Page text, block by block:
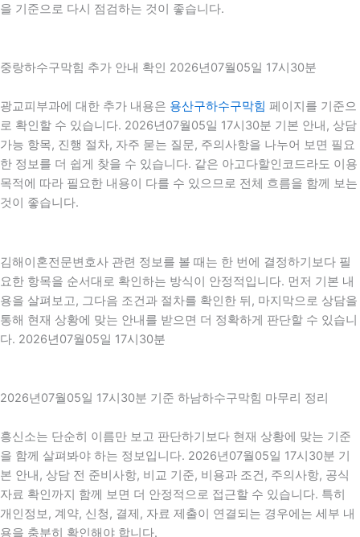
을 기준으로 다시 점검하는 것이 좋습니다.
중랑하수구막힘 추가 안내 확인 2026년07월05일 17시30분
광교피부과에 대한 추가 내용은 용산구하수구막힘 페이지를 기준으
로 확인할 수 있습니다. 2026년07월05일 17시30분 기본 안내, 상담
가능 항목, 진행 절차, 자주 묻는 질문, 주의사항을 나누어 보면 필요
한 정보를 더 쉽게 찾을 수 있습니다. 같은 아고다할인코드라도 이용
목적에 따라 필요한 내용이 다를 수 있으므로 전체 흐름을 함께 보는
것이 좋습니다.
김해이혼전문변호사 관련 정보를 볼 때는 한 번에 결정하기보다 필
요한 항목을 순서대로 확인하는 방식이 안정적입니다. 먼저 기본 내
용을 살펴보고, 그다음 조건과 절차를 확인한 뒤, 마지막으로 상담을
통해 현재 상황에 맞는 안내를 받으면 더 정확하게 판단할 수 있습니
다. 2026년07월05일 17시30분
2026년07월05일 17시30분 기준 하남하수구막힘 마무리 정리
흥신소는 단순히 이름만 보고 판단하기보다 현재 상황에 맞는 기준
을 함께 살펴봐야 하는 정보입니다. 2026년07월05일 17시30분 기
본 안내, 상담 전 준비사항, 비교 기준, 비용과 조건, 주의사항, 공식
자료 확인까지 함께 보면 더 안정적으로 접근할 수 있습니다. 특히
개인정보, 계약, 신청, 결제, 자료 제출이 연결되는 경우에는 세부 내
용을 충분히 확인해야 합니다.